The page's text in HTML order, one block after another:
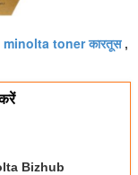
toner कारतूस,
Bizhub